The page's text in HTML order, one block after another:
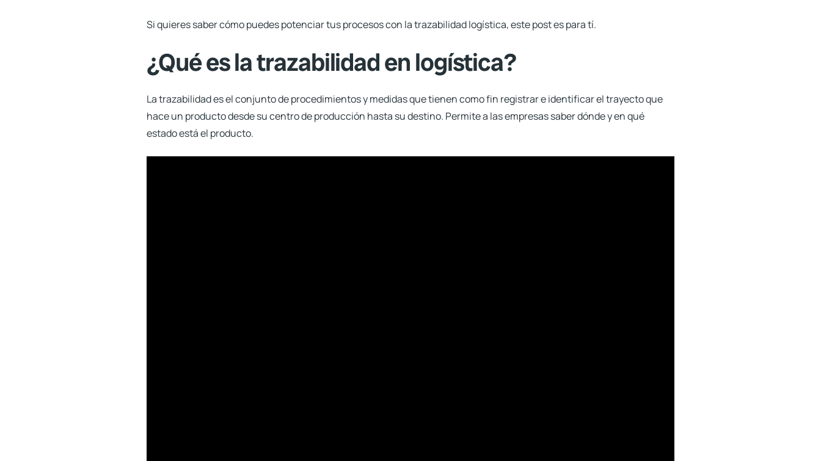
Si quieres saber cómo puedes potenciar tus procesos con la trazabilidad logística, este post es para tí.
¿Qué es la trazabilidad en logística?
La trazabilidad es elconjunto de procedimientos y medidasque tienen como fin registrar e identificar el trayecto que
hace un producto desde su centro de producción hasta su destino. Permite a las empresas saber dónde y en qué
estado está el producto.